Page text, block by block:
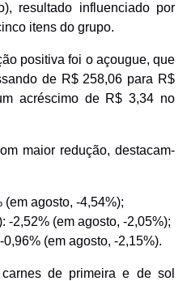
resultado influenciado por
itens do grupo.
positiva foi o açougue, que
de R$ 258,06 para R$
acréscimo de R$ 3,34 no
maior redução, destacam-
(em agosto, -4,54%);
-2,52% (em agosto, -2,05%);
(em agosto, -2,15%).
de primeira e de sol